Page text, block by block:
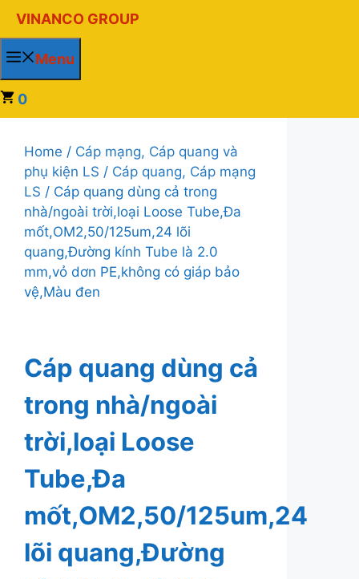
đến
nội
VINANCO GROUP
Menu
0
Home / Cáp mạng, Cáp quang và
phụ kiện LS / Cáp quang, Cáp mạng
LS / Cáp quang dùng cả trong
nhà/ngoài trời,loại Loose Tube,Đa
mốt,OM2,50/125um,24 lõi
quang,Đường kính Tube là 2.0
mm,vỏ dơn PE,không có giáp bảo
vệ,Màu đen
Cáp quang dùng cả
trong nhà/ngoài
trời,loại Loose
Tube,Đa
mốt,OM2,50/125um,24
lõi quang,Đường